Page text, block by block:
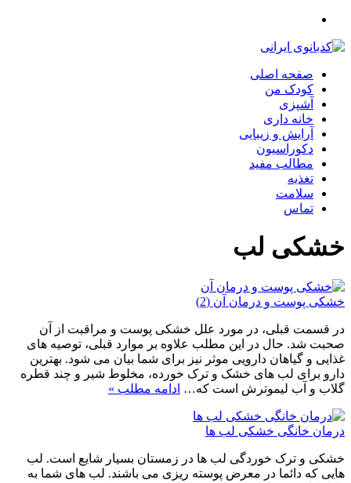
صفحه اصلی
کودک من
آشپزی
خانه داری
آرایش و زیبایی
دکوراسیون
مطالب مفید
تغذیه
سلامت
تماس
خشکی لب
خشکی پوست و درمان آن (2)
در قسمت قبلی، در مورد علل خشکی پوست و مراقبت از آن
صحبت شد. حال در این مطلب علاوه بر موارد قبلی، توصیه های
غذایی و گیاهان دارویی موثر نیز برای شما بیان می شود. بهترین
دارو برای لب های خشک و ترک خورده، مخلوط شیر و چند قطره
گلاب و آب لیموترش است که… ادامه مطلب »
درمان خانگی خشکی لب ها
خشکی و ترک خوردگی لب ها در زمستان بسیار شایع است. لب
هایی که دائما در معرض پوسته ریزی می باشند. لب های شما به